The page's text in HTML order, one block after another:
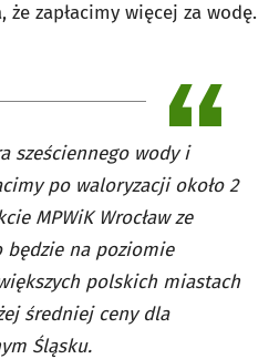
że zapłacimy więcej za wodę.
sześciennego wody i
po waloryzacji około 2
MPWiK Wrocław ze
będzie na poziomie
polskich miastach
średniej ceny dla
Śląsku.